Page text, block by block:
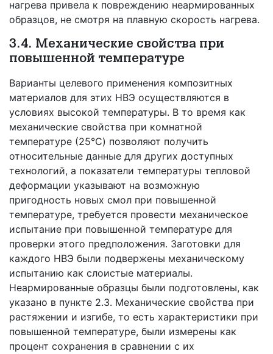
нагрева привела к повреждению неармированных
образцов, не смотря на плавную скорость нагрева.
3.4. Механические свойства при
повышенной температуре
Варианты целевого применения композитных
материалов для этих НВЭ осуществляются в
условиях высокой температуры. В то время как
механические свойства при комнатной
температуре (25°C) позволяют получить
относительные данные для других доступных
технологий, а показатели температуры тепловой
деформации указывают на возможную
пригодность новых смол при повышенной
температуре, требуется провести механическое
испытание при повышенной температуре для
проверки этого предположения. Заготовки для
каждого НВЭ были подвержены механическому
испытанию как слоистые материалы.
Неармированные образцы были подготовлены, как
указано в пункте 2.3. Механические свойства при
растяжении и изгибе, то есть характеристики при
повышенной температуре, были измерены как
процент сохранения в сравнении с их